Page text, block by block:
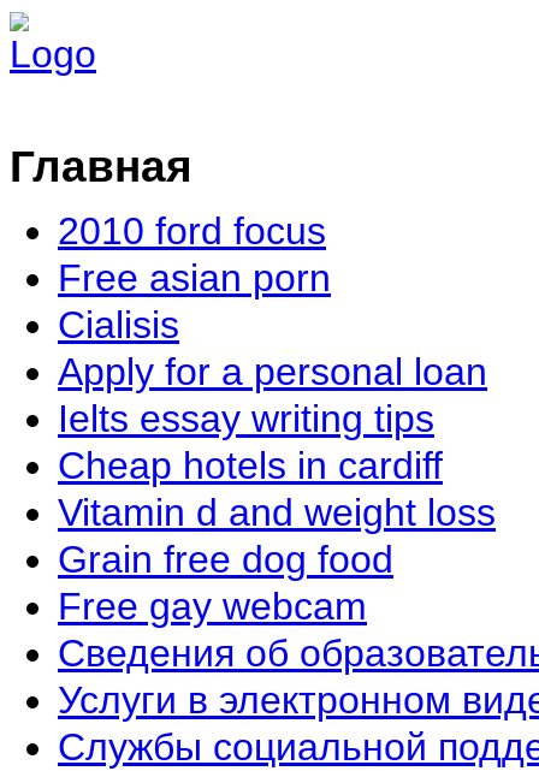
Главная
2010 ford focus
Free asian porn
Cialisis
Apply for a personal loan
Ielts essay writing tips
Cheap hotels in cardiff
Vitamin d and weight loss
Grain free dog food
Free gay webcam
Сведения об
Услуги в электронном
Службы социальной